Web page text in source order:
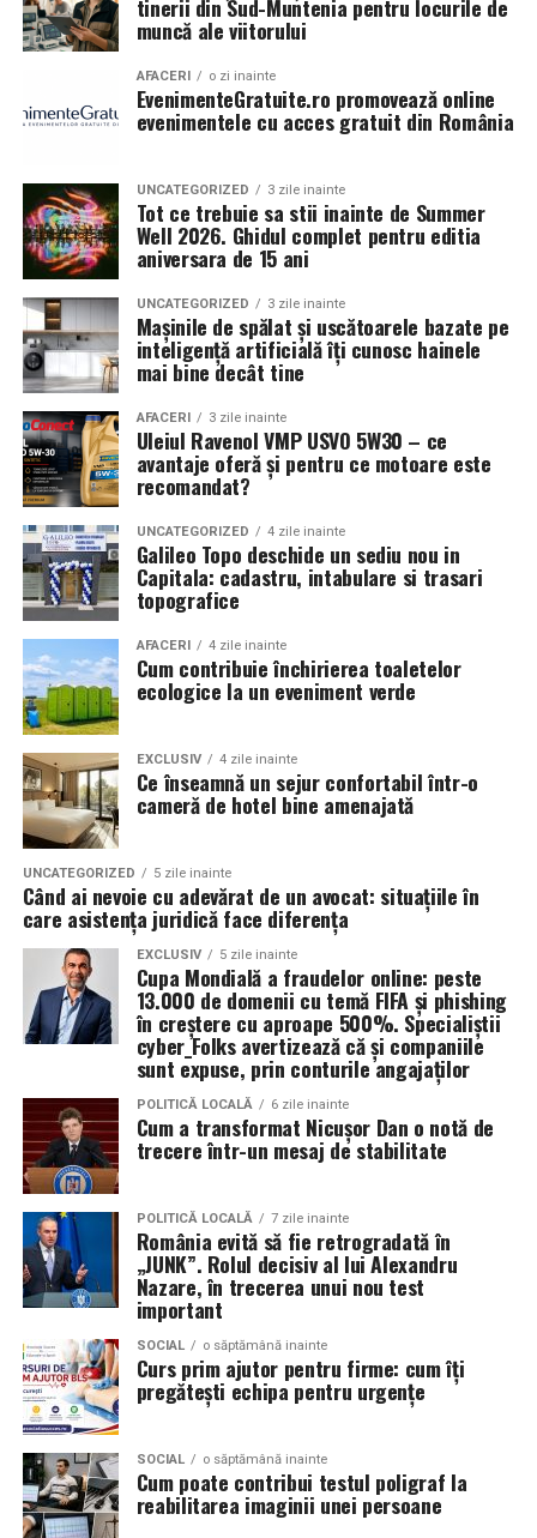
Pe baza acestor informatii, poti decide daca sa investesti
in noi vehicule, sa optimizezi rutele sau sa renegociezi
de transport: de la infiintare si operare zilnica, pana la
extindere si planificare strategica. Nu este doar o
formalitate birocratica, ci un sprijin real pentru
controlul financiar si dezvoltarea afacerii. O evidenta
contabila bine organizata inseamna mai putine riscuri,
decizii mai bune si o companie mai stabila pe termen
lung.
Beneficii și rezultate
Utilizarea procedeului AREC la Respysal oferă
pacienților multiple avantaje:
Ameliorarea rapidă a simptomelor respiratorii
dificultăți de respirație, tuse, secreţii pulmonare,
congestie.
La copii, după
reducere de80-90%a simptomelor specifice
astmului.
Reducerea tratamentului medicamentos
pacienți pot utiliza mai puține medicamente,
datorită efectului terapeutic sustenabil al
tratamentului cu sare.
Fără efecte secundare semnificative, ceea ce face
terapia potrivită pentru adulți, copii și persoane cu
sensibilități respiratorii speciale.
Creșterea calității vieţii: mai puţine episoade acute,
mai puţină nevoie să lipsească de la şcoală sau de
la activităţi fizice.
Comparativ cu alte procedee
Proce­dul AREC se diferenţiază de alte metode de
inhalare sau salinoterapie prin:
Sarea nu provine din simple blocuri de sare sau
pereţi salini; nu este doar efect decorativ sau
wellness. În AREC, atmosfera este creată cu
particule fine de sare, încărcate electric.
Spre deosebire de salinele artificiale care folosesc
vaporizatoare sau aerosoli umedi, procedeele
convenţionale nu garantează pătrunderea
particulelor mici în bronhii și nu oferă stabilitate a
microclimei.
Dispozitivele de suflare (cum ar fi ventilatoare /
generatoare de aerosol) pot produce particule mari
tinerii din Sud-Muntenia pentru locurile de
muncă ale viitorului
AFACERI o zi inainte
EvenimenteGratuite.ro promovează online
evenimentele cu acces gratuit din România
UNCATEGORIZED 3 zile inainte
Tot ce trebuie sa stii inainte de Summer
Well 2026. Ghidul complet pentru editia
aniversara de 15 ani
UNCATEGORIZED 3 zile inainte
Mașinile de spălat și uscătoarele bazate pe
inteligență artificială îți cunosc hainele
mai bine decât tine
AFACERI 3 zile inainte
Uleiul Ravenol VMP USVO 5W30 – ce
avantaje oferă și pentru ce motoare este
recomandat?
UNCATEGORIZED 4 zile inainte
Galileo Topo deschide un sediu nou in
Capitala: cadastru, intabulare si trasari
topografice
AFACERI 4 zile inainte
Cum contribuie închirierea toaletelor
ecologice la un eveniment verde
EXCLUSIV 4 zile inainte
Ce înseamnă un sejur confortabil într-o
cameră de hotel bine amenajată
UNCATEGORIZED 5 zile inainte
Când ai nevoie cu adevărat de un avocat: situațiile în
care asistența juridică face diferența
EXCLUSIV 5 zile inainte
Cupa Mondială a fraudelor online: peste
13.000 de domenii cu temă FIFA și phishing
în creștere cu aproape 500%. Specialiștii
cyber_Folks avertizează că și companiile
sunt expuse, prin conturile angajaților
POLITICĂ LOCALĂ 6 zile inainte
Cum a transformat Nicușor Dan o notă de
trecere într-un mesaj de stabilitate
POLITICĂ LOCALĂ 7 zile inainte
România evită să fie retrogradată în
„JUNK”. Rolul decisiv al lui Alexandru
Nazare, în trecerea unui nou test
important
SOCIAL o săptămână inainte
Curs prim ajutor pentru firme: cum îți
pregătești echipa pentru urgențe
SOCIAL o săptămână inainte
Cum poate contribui testul poligraf la
reabilitarea imaginii unei persoane